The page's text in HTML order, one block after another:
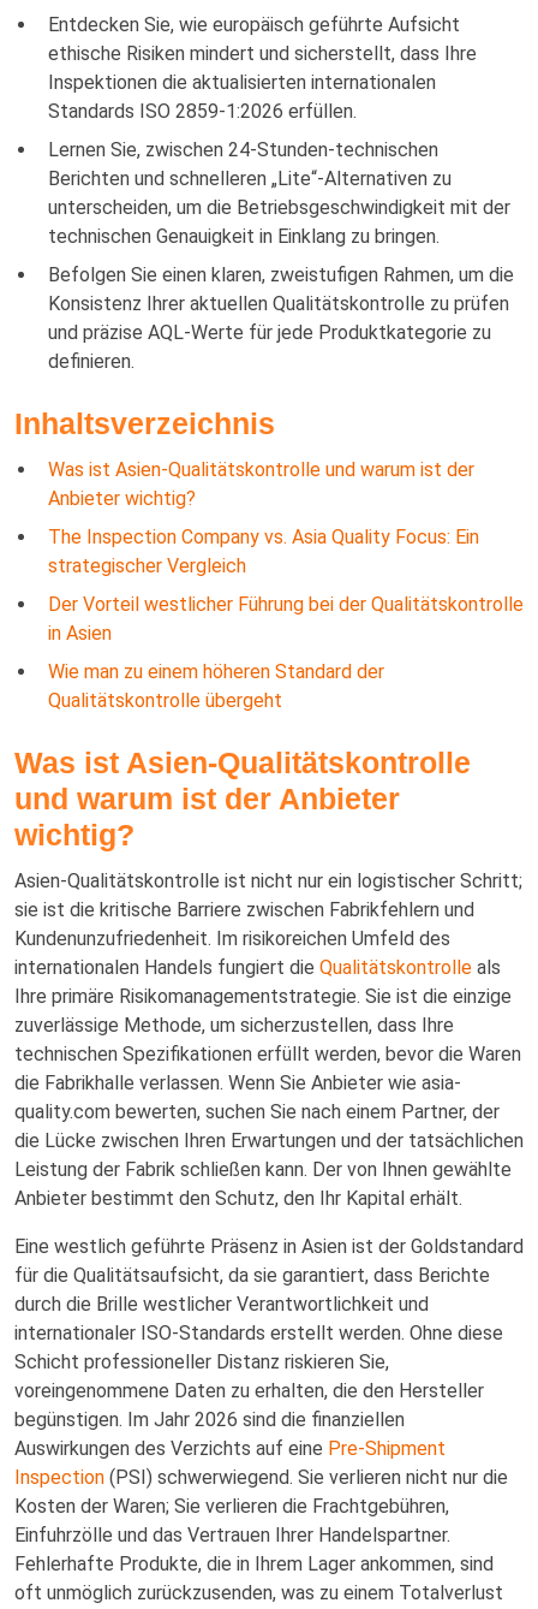
Entdecken Sie, wie europäisch geführte Aufsicht
ethische Risiken mindert und sicherstellt, dass Ihre
Inspektionen die aktualisierten internationalen
Standards ISO 2859-1:2026 erfüllen.
Lernen Sie, zwischen 24-Stunden-technischen
Berichten und schnelleren „Lite“-Alternativen zu
unterscheiden, um die Betriebsgeschwindigkeit mit der
technischen Genauigkeit in Einklang zu bringen.
Befolgen Sie einen klaren, zweistufigen Rahmen, um die
Konsistenz Ihrer aktuellen Qualitätskontrolle zu prüfen
und präzise AQL-Werte für jede Produktkategorie zu
definieren.
Inhaltsverzeichnis
Was ist Asien-Qualitätskontrolle und warum ist der
Anbieter wichtig?
The Inspection Company vs. Asia Quality Focus: Ein
strategischer Vergleich
Der Vorteil westlicher Führung bei der Qualitätskontrolle
in Asien
Wie man zu einem höheren Standard der
Qualitätskontrolle übergeht
Was ist Asien-Qualitätskontrolle
und warum ist der Anbieter
wichtig?
Asien-Qualitätskontrolle ist nicht nur ein logistischer Schritt;
sie ist die kritische Barriere zwischen Fabrikfehlern und
Kundenunzufriedenheit. Im risikoreichen Umfeld des
internationalen Handels fungiert die Qualitätskontrolle als
Ihre primäre Risikomanagementstrategie. Sie ist die einzige
zuverlässige Methode, um sicherzustellen, dass Ihre
technischen Spezifikationen erfüllt werden, bevor die Waren
die Fabrikhalle verlassen. Wenn Sie Anbieter wie asia-
quality.com bewerten, suchen Sie nach einem Partner, der
die Lücke zwischen Ihren Erwartungen und der tatsächlichen
Leistung der Fabrik schließen kann. Der von Ihnen gewählte
Anbieter bestimmt den Schutz, den Ihr Kapital erhält.
Eine westlich geführte Präsenz in Asien ist der Goldstandard
für die Qualitätsaufsicht, da sie garantiert, dass Berichte
durch die Brille westlicher Verantwortlichkeit und
internationaler ISO-Standards erstellt werden. Ohne diese
Schicht professioneller Distanz riskieren Sie,
voreingenommene Daten zu erhalten, die den Hersteller
begünstigen. Im Jahr 2026 sind die finanziellen
Auswirkungen des Verzichts auf eine Pre-Shipment
Inspection (PSI) schwerwiegend. Sie verlieren nicht nur die
Kosten der Waren; Sie verlieren die Frachtgebühren,
Einfuhrzölle und das Vertrauen Ihrer Handelspartner.
Fehlerhafte Produkte, die in Ihrem Lager ankommen, sind
oft unmöglich zurückzusenden, was zu einem Totalverlust